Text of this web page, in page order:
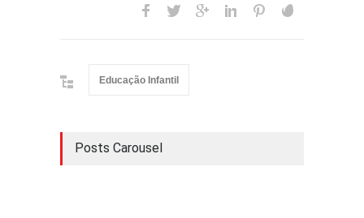
Educação Infantil
Posts Carousel